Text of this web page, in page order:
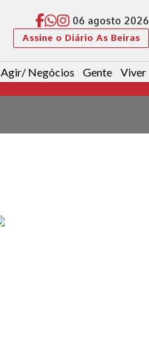
06 agosto 2026
Assine o Diário As Beiras
Agir/ Negócios Gente Viver